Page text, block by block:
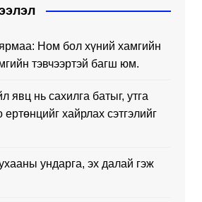
Ном бол хүний хамгийн
тэвчээртэй багш юм.
явц нь сахилга батыг, утга
хайрлах сэтгэлийг
ундарга, эх далай гэж